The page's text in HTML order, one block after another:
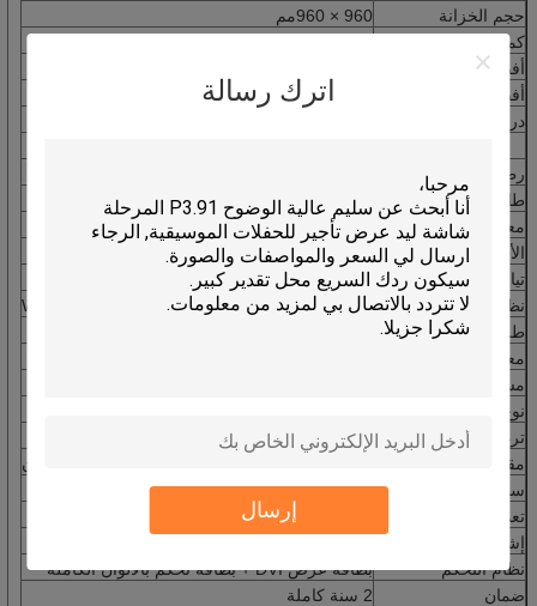
اترك رسالة
إرسال
حجم الخزانة
960 × 960
مم
كمية الوحدة
أفضل مسافة مشاهدة
أفضل زاوية مشاهدة
درجة الحرارة
رطوبة العملية
طاقة كهربائية شغالة
AC110 / 220V ± 10٪ ، 50 هرتز
معدل الاستهلاك
400 واط / متر مربع
الأعلى.استهلاك
≤800 واط / متر مربع
تيار
نظام التشغيل
WIN 98/2000 / NT / XP / WIN7 / WIN8 / WIN10
طريقة التحكم
معدل الرياضة العمياء
مستوى مقاوم للماء
نوع القيادة
تردد التحديث
≥10
00
هرتز / ثانية
مقياس / ألوان رمادية
سطوع
≥65
00
قرص مضغوط / متر مربع
تعديل السطوع
إشارة الفيديو
نظام التحكم
بطاقة عرض DVI + بطاقة تحكم بالألوان الكاملة
ضمان
2 سنة كاملة